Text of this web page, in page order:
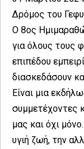
Δρόμος του
Ο 8ος
για όλους τους
επιπέδου
διασκεδάσουν
Είναι μια
συμμετέχοντες
μας και όχι
υγιή ζωή, την